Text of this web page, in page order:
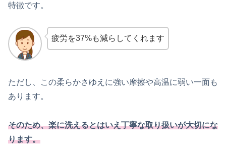
特徴です。
疲労を37%も減らしてくれます
ただし、この柔らかさゆえに強い摩擦や高温に弱い一面も
あります。
そのため、楽に洗えるとはいえ丁寧な取り扱いが大切にな
ります。